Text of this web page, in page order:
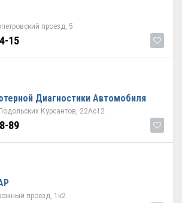
проезд, 5
15
Диагностики Автомобиля
Курсантов, 22Ас12
89
проезд, 1к2